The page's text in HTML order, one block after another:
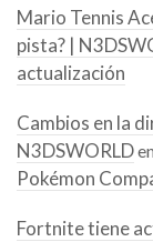
Mario Tennis
pista? |
actualización
Cambios en la
N3DSWORLDen
Pokémon
Fortnite tiene